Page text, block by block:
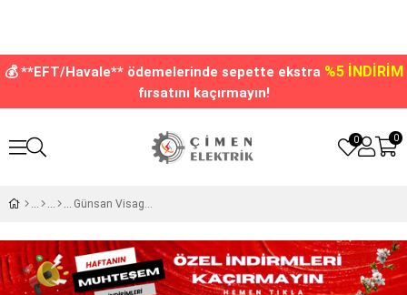
💰 **EFT/Havale** ödemelerinde sepette ekstra %5 İNDİRİM
fırsatını kaçırmayın!
0
0
Günsan Visage Ambiance Füme Tekli Uydu Prizi Eko Çerçevesiz